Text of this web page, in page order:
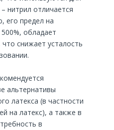
нитрил отличается
его предел на
обладает
снижает усталость
альтернативы
латекса (в частности
на латекс), а также в
в